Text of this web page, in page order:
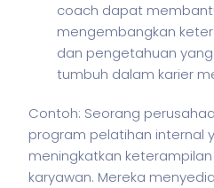
coach dapat
mengembangkan
dan pengetahuan
tumbuh dalam karier
Contoh: Seorang
program pelatihan internal
meningkatkan
karyawan. Mereka